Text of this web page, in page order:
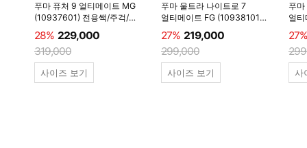
푸마 퓨처 9 얼티메이트 MG
(10937601) 전용쌕/주걱/
양말 #
28% 229,000
319,000
사이즈 보기
푸마 울트라 나이트로 7
얼티메이트 FG (10938101)
전용쌕/주걱/양말 #
27% 219,000
299,000
사이즈 보기
푸
얼
전
27%
사